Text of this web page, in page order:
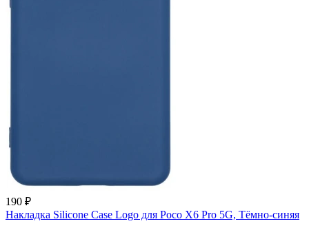
190 ₽
Накладка Silicone Case Logo для Poco X6 Pro 5G, Тёмно-синяя